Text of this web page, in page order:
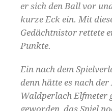
er sich den Ball vor
kurze Eck ein. Mit
Gedächtnistor rettete
Punkte.
Ein nach dem
denn hätte es nach
Waldperlach Elfmeter
geworden, das Spiel